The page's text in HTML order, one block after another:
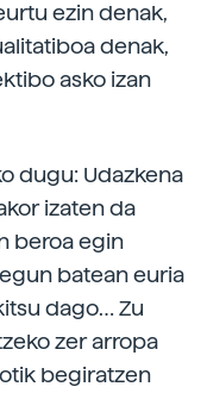
ezin denak,
denak,
asko izan
dugu: Udazkena
izaten da
beroa egin
batean euria
dago… Zu
zer arropa
begiratzen